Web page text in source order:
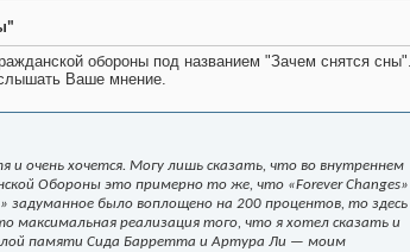
обороны под названием "Зачем снятся
Ваше мнение.
и очень хочется. Могу лишь сказать, что во внутреннем
Обороны это примерно то же, что «Forever Changes»
задуманное было воплощено на 200 процентов, то здесь
максимальная реализация того, что я хотел сказать и
памяти Сида Барретта и Артура Ли — моим